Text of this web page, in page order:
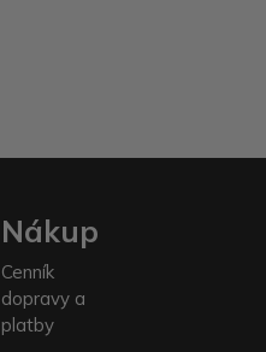
Nákup
Cenník
dopravy a
platby